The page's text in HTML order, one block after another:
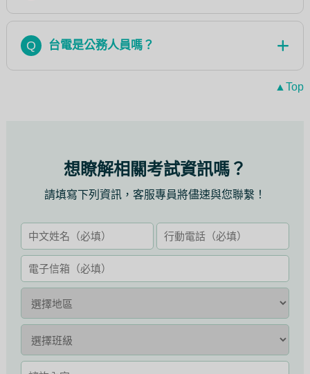
Q 台電是公務人員嗎？
▲Top
想瞭解相關考試資訊嗎？
請填寫下列資訊，客服專員將儘速與您聯繫！